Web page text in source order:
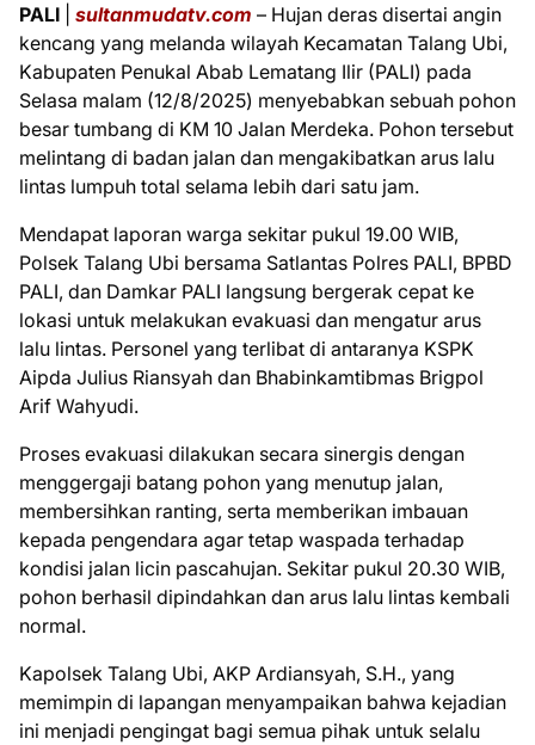
PALI sultanmudatv.com – Hujan deras disertai angin
kencang yang melanda wilayah Kecamatan Talang Ubi,
Kabupaten Penukal Abab Lematang Ilir (PALI) pada
Selasa malam (12/8/2025) menyebabkan sebuah pohon
besar tumbang di KM 10 Jalan Merdeka. Pohon tersebut
melintang di badan jalan dan mengakibatkan arus lalu
lintas lumpuh total selama lebih dari satu jam.
Mendapat laporan warga sekitar pukul 19.00 WIB,
Polsek Talang Ubi bersama Satlantas Polres PALI, BPBD
PALI, dan Damkar PALI langsung bergerak cepat ke
lokasi untuk melakukan evakuasi dan mengatur arus
lalu lintas. Personel yang terlibat di antaranya KSPK
Aipda Julius Riansyah dan Bhabinkamtibmas Brigpol
Arif Wahyudi.
Proses evakuasi dilakukan secara sinergis dengan
menggergaji batang pohon yang menutup jalan,
membersihkan ranting, serta memberikan imbauan
kepada pengendara agar tetap waspada terhadap
kondisi jalan licin pascahujan. Sekitar pukul 20.30 WIB,
pohon berhasil dipindahkan dan arus lalu lintas kembali
normal.
Kapolsek Talang Ubi, AKP Ardiansyah, S.H., yang
memimpin di lapangan menyampaikan bahwa kejadian
ini menjadi pengingat bagi semua pihak untuk selalu